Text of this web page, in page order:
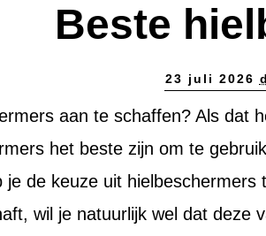
Beste
23 juli 2026
aan te schaffen? Als dat
het beste zijn om te
de keuze uit hielbeschermers
wil je natuurlijk wel dat deze